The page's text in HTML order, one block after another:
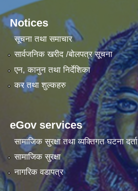
Notices
सूचना तथा समाचार
सार्वजनिक खरीद /बोलपत्र सूचना
एन, कानुन तथा निर्देशिका
कर तथा शुल्कहरु
eGov services
सामाजिक सुरक्षा तथा व्यक्तिगत घटना दर्ता
सामाजिक सुरक्षा
नागरिक वडापत्र